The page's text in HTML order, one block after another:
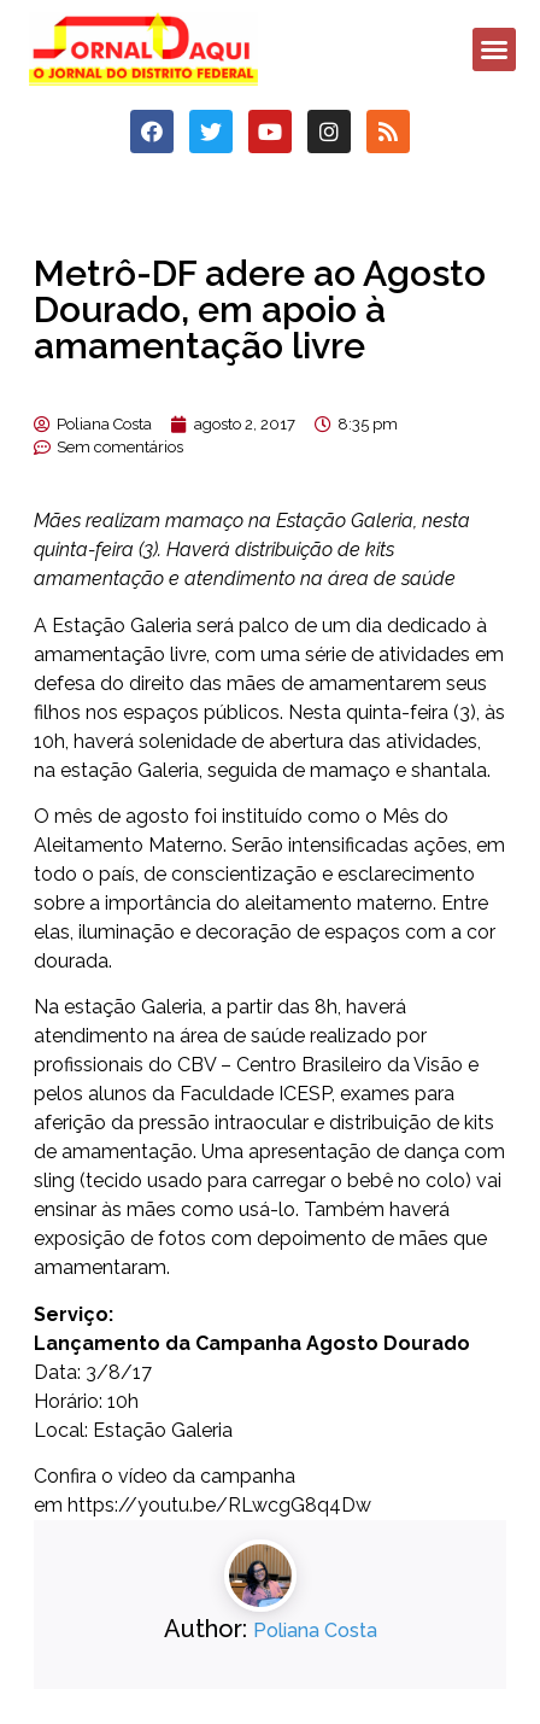
Metrô-DF adere ao Agosto
Dourado, em apoio à
amamentação livre
Poliana Costa agosto 2, 2017
8:35 pm
Sem comentários
Mães realizam mamaço na Estação Galeria, nesta
quinta-feira (3). Haverá distribuição de kits
amamentação e atendimento na área de saúde
A Estação Galeria será palco de um dia dedicado à
amamentação livre, com uma série de atividades em
defesa do direito das mães de amamentarem seus
filhos nos espaços públicos. Nesta quinta-feira (3), às
10h, haverá solenidade de abertura das atividades,
na estação Galeria, seguida de mamaço e shantala.
O mês de agosto foi instituído como o Mês do
Aleitamento Materno. Serão intensificadas ações, em
todo o país, de conscientização e esclarecimento
sobre a importância do aleitamento materno. Entre
elas, iluminação e decoração de espaços com a cor
dourada.
Na estação Galeria, a partir das 8h, haverá
atendimento na área de saúde realizado por
profissionais do CBV – Centro Brasileiro da Visão e
pelos alunos da Faculdade ICESP, exames para
aferição da pressão intraocular e distribuição de kits
de amamentação. Uma apresentação de dança com
sling (tecido usado para carregar o bebê no colo) vai
ensinar às mães como usá-lo. Também haverá
exposição de fotos com depoimento de mães que
amamentaram.
Serviço:
Lançamento da Campanha Agosto Dourado
Data: 3/8/17
Horário: 10h
Local: Estação Galeria
Confira o vídeo da campanha
em https://youtu.be/RLwcgG8q4Dw
Author: Poliana Costa